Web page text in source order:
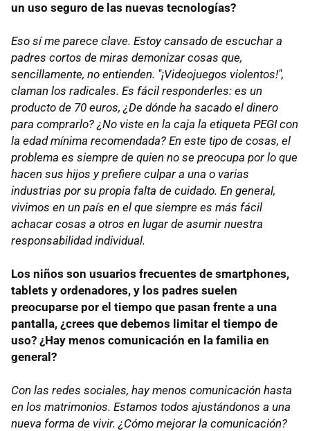
un uso seguro de las nuevas tecnologías?
Eso sí me parece clave. Estoy cansado de escuchar a
padres cortos de miras demonizar cosas que,
sencillamente, no entienden. "¡Videojuegos violentos!",
claman los radicales. Es fácil responderles: es un
producto de 70 euros, ¿De dónde ha sacado el dinero
para comprarlo? ¿No viste en la caja la etiqueta PEGI con
la edad mínima recomendada? En este tipo de cosas, el
problema es siempre de quien no se preocupa por lo que
hacen sus hijos y prefiere culpar a una o varias
industrias por su propia falta de cuidado. En general,
vivimos en un país en el que siempre es más fácil
achacar cosas a otros en lugar de asumir nuestra
responsabilidad individual.
Los niños son usuarios frecuentes de smartphones,
tablets y ordenadores, y los padres suelen
preocuparse por el tiempo que pasan frente a una
pantalla, ¿crees que debemos limitar el tiempo de
uso? ¿Hay menos comunicación en la familia en
general?
Con las redes sociales, hay menos comunicación hasta
en los matrimonios. Estamos todos ajustándonos a una
nueva forma de vivir. ¿Cómo mejorar la comunicación?